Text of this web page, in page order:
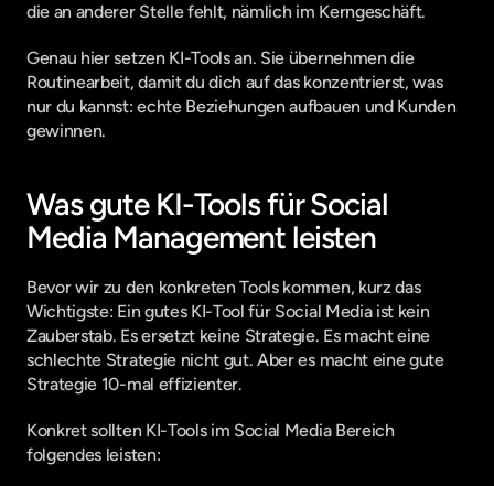
die an anderer Stelle fehlt, nämlich im Kerngeschäft.
Genau hier setzen KI-Tools an. Sie übernehmen die
Routinearbeit, damit du dich auf das konzentrierst, was
nur du kannst: echte Beziehungen aufbauen und Kunden
gewinnen.
Was gute KI-Tools für Social
Media Management leisten
Bevor wir zu den konkreten Tools kommen, kurz das
Wichtigste: Ein gutes KI-Tool für Social Media ist kein
Zauberstab. Es ersetzt keine Strategie. Es macht eine
schlechte Strategie nicht gut. Aber es macht eine gute
Strategie 10-mal effizienter.
Konkret sollten KI-Tools im Social Media Bereich
folgendes leisten: